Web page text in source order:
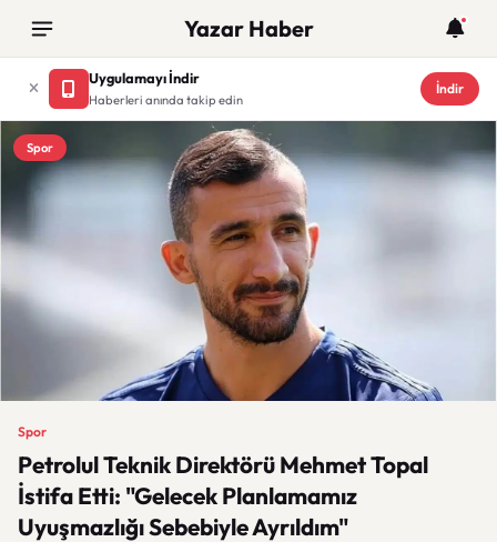
Yazar Haber
Uygulamayı İndir
Haberleri anında takip edin
İndir
Spor
Spor
Petrolul Teknik Direktörü Mehmet Topal
İstifa Etti: "Gelecek Planlamamız
Uyuşmazlığı Sebebiyle Ayrıldım"